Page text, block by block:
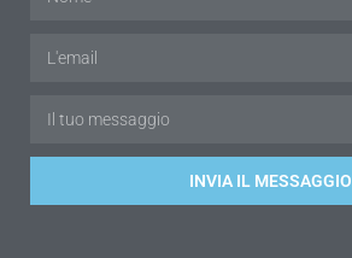
INVIA IL MESSAGGIO